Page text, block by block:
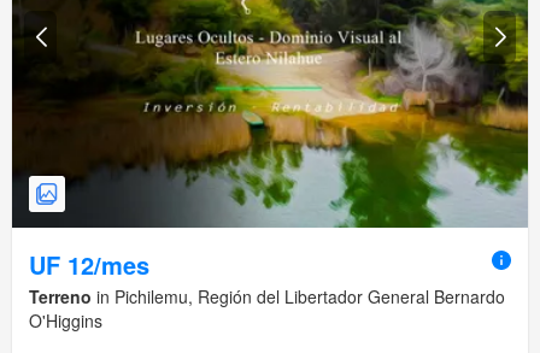
UF 12/mes
Terreno in Pichilemu, Región del Libertador General Bernardo
O'Higgins